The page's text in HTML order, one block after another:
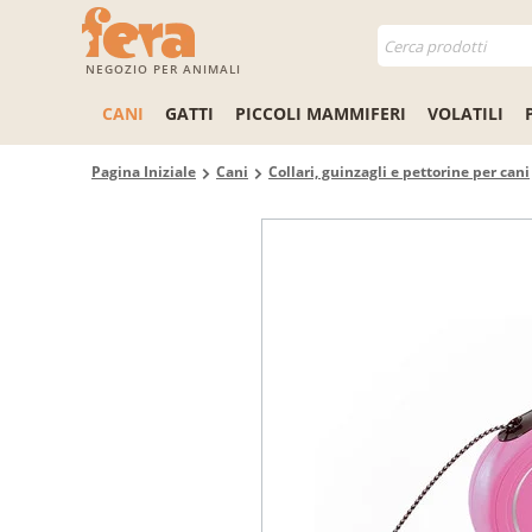
NEGOZIO PER ANIMALI
CANI GATTI PICCOLI MAMMIFERI VOLATILI
Pagina Iniziale Cani Collari, guinzagli e pettorine per cani